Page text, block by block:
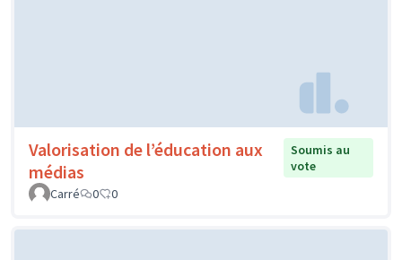
Valorisation de l’éducation aux
médias
Soumis au
vote
Carré
0 0